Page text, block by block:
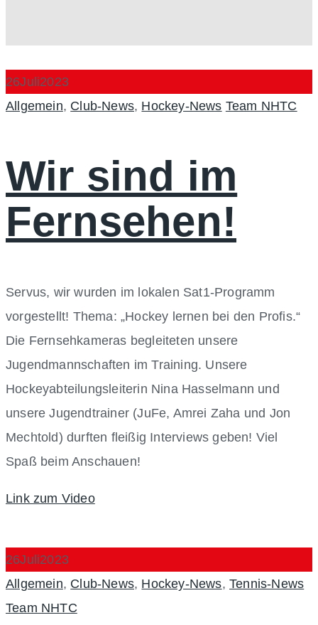
26Juli2023
Categories
Allgemein, Club-News, Hockey-News Author
Team NHTC
Wir sind im
Fernsehen!
Servus, wir wurden im lokalen Sat1-Programm
vorgestellt! Thema: „Hockey lernen bei den Profis.“
Die Fernsehkameras begleiteten unsere
Jugendmannschaften im Training. Unsere
Hockeyabteilungsleiterin Nina Hasselmann und
unsere Jugendtrainer (JuFe, Amrei Zaha und Jon
Mechtold) durften fleißig Interviews geben! Viel
Spaß beim Anschauen!
Link zum Video
26Juli2023
Categories
Allgemein, Club-News, Hockey-News,Tennis-News
Team NHTC